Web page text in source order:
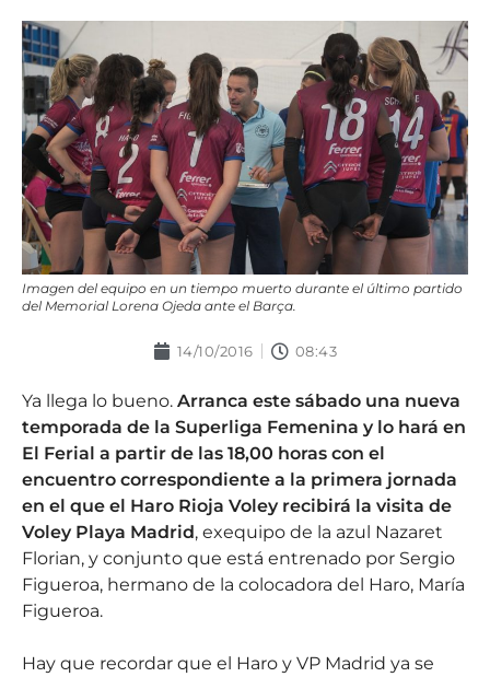
Imagen del equipo en un tiempo muerto durante el último partido
del Memorial Lorena Ojeda ante el Barça.
14/10/2016 08:43
Ya llega lo bueno. Arranca este sábado una nueva
temporada de la Superliga Femenina y lo hará en
El Ferial a partir de las 18,00 horas con el
encuentro correspondiente a la primera jornada
en el que el Haro Rioja Voley recibirá la visita de
Voley Playa Madrid, exequipo de la azul Nazaret
Florian, y conjunto que está entrenado por Sergio
Figueroa, hermano de la colocadora del Haro, María
Figueroa.
Hay que recordar que el Haro y VP Madrid ya se